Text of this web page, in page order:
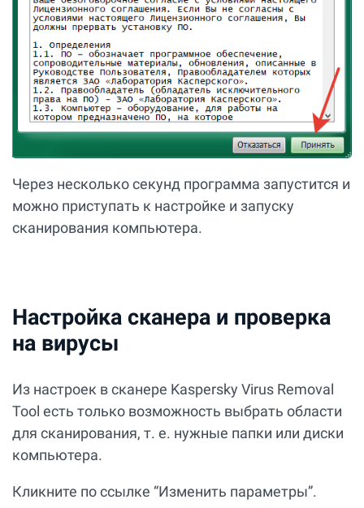
Через несколько секунд программа запустится и
можно приступать к настройке и запуску
сканирования компьютера.
Настройка сканера и проверка
на вирусы
Из настроек в сканере Kaspersky Virus Removal
Tool есть только возможность выбрать области
для сканирования, т. е. нужные папки или диски
компьютера.
Кликните по ссылке “Изменить параметры”.